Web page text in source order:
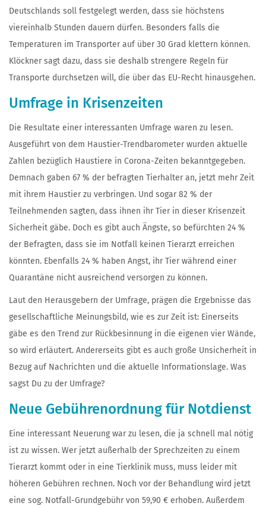
Deutschlands soll festgelegt werden, dass sie höchstens
viereinhalb Stunden dauern dürfen. Besonders falls die
Temperaturen im Transporter auf über 30 Grad klettern können.
Klöckner sagt dazu, dass sie deshalb strengere Regeln für
Transporte durchsetzen will, die über das EU-Recht hinausgehen.
Umfrage in Krisenzeiten
Die Resultate einer interessanten Umfrage waren zu lesen.
Ausgeführt von dem Haustier-Trendbarometer wurden aktuelle
Zahlen bezüglich Haustiere in Corona-Zeiten bekanntgegeben.
Demnach gaben 67 % der befragten Tierhalter an, jetzt mehr Zeit
mit ihrem Haustier zu verbringen. Und sogar 82 % der
Teilnehmenden sagten, dass ihnen ihr Tier in dieser Krisenzeit
Sicherheit gäbe. Doch es gibt auch Ängste, so befürchten 24 %
der Befragten, dass sie im Notfall keinen Tierarzt erreichen
könnten. Ebenfalls 24 % haben Angst, ihr Tier während einer
Quarantäne nicht ausreichend versorgen zu können.
Laut den Herausgebern der Umfrage, prägen die Ergebnisse das
gesellschaftliche Meinungsbild, wie es zur Zeit ist: Einerseits
gäbe es den Trend zur Rückbesinnung in die eigenen vier Wände,
so wird erläutert. Andererseits gibt es auch große Unsicherheit in
Bezug auf Nachrichten und die aktuelle Informationslage. Was
sagst Du zu der Umfrage?
Neue Gebührenordnung für Notdienst
Eine interessant Neuerung war zu lesen, die ja schnell mal nötig
ist zu wissen. Wer jetzt außerhalb der Sprechzeiten zu einem
Tierarzt kommt oder in eine Tierklinik muss, muss leider mit
höheren Gebühren rechnen. Noch vor der Behandlung wird jetzt
eine sog. Notfall-Grundgebühr von 59,90 € erhoben. Außerdem